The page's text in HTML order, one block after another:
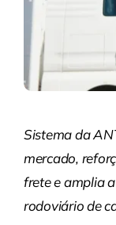
Sistema da
mercado,
frete e amplia
rodoviário de